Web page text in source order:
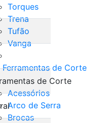
Torques
Trena
Tufão
Vanga
Ferramentas de Corte
de Corte
Acessórios
Arco de Serra
Brocas